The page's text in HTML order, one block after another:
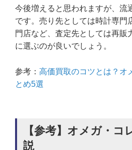
今後増えると思われますが、流
です。売り先としては時計専門
門店など、査定先としては再販
に選ぶのが良いでしょう。
参考： 高価買取のコツとは？オ
とめ5選
【参考】オメガ・コ
説